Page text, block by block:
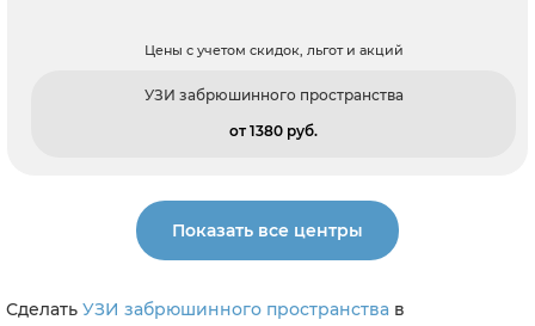
Цены с учетом скидок, льгот и акций
УЗИ забрюшинного пространства
от 1380 pуб.
Показать все центры
Сделать УЗИ забрюшинного пространства в